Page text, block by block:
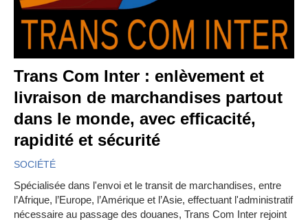
Trans Com Inter : enlèvement et
livraison de marchandises partout
dans le monde, avec efficacité,
rapidité et sécurité
SOCIÉTÉ
Spécialisée dans l'envoi et le transit de marchandises, entre
l’Afrique, l’Europe, l’Amérique et l’Asie, effectuant l'administratif
nécessaire au passage des douanes, Trans Com Inter rejoint